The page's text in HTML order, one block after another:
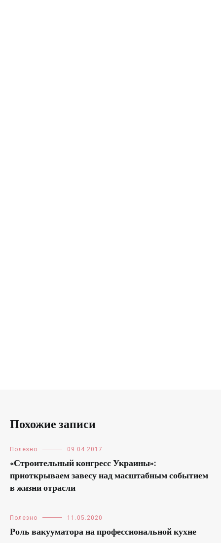
Похожие записи
Полезно 09.04.2017
«Строительный конгресс Украины»:
приоткрываем завесу над масштабным событием
в жизни отрасли
Полезно 11.05.2020
Роль вакууматора на профессиональной кухне